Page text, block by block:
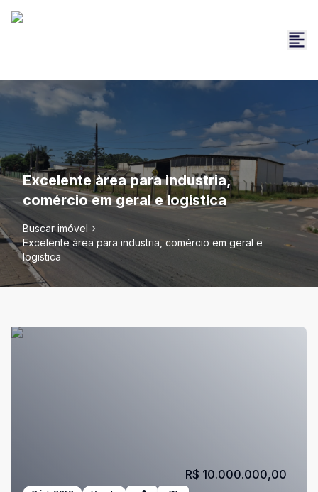
Excelente àrea para industria,
comércio em geral e logistica
Buscar imóvel
Excelente àrea para industria, comércio em geral e
logistica
R$ 10.000.000,00